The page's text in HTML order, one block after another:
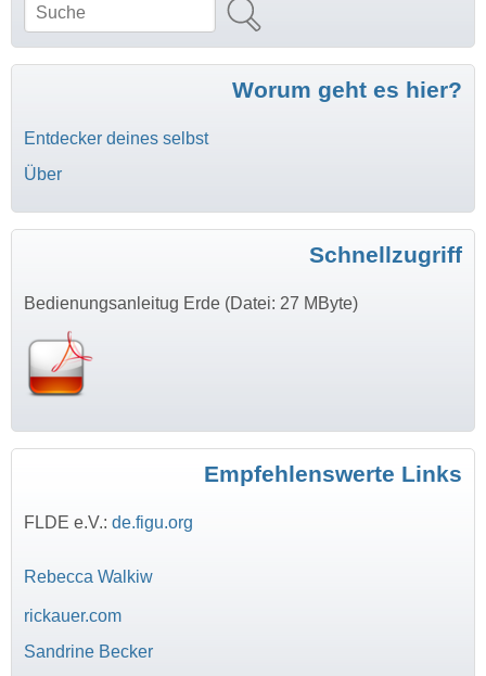
Suchformular
Suche
Worum geht es hier?
Entdecker deines selbst
Über
Schnellzugriff
Bedienungsanleitug Erde (Datei: 27 MByte)
Empfehlenswerte Links
FLDE e.V.: de.figu.org
Rebecca Walkiw
rickauer.com
Sandrine Becker